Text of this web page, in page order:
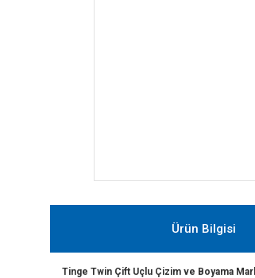
Ürün Bilgisi
Tinge Twin Çift Uçlu Çizim ve Boyama